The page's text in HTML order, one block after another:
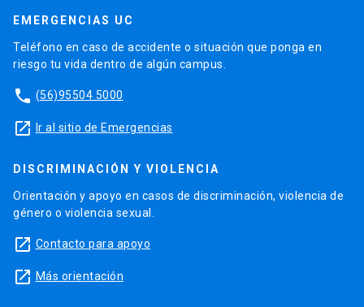
EMERGENCIAS UC
Teléfono en caso de accidente o situación que ponga en
riesgo tu vida dentro de algún campus.
phone (56)95504 5000
launch Ir al sitio de Emergencias
DISCRIMINACIÓN Y VIOLENCIA
Orientación y apoyo en casos de discriminación, violencia de
género o violencia sexual.
launch Contacto para apoyo
launch Más orientación